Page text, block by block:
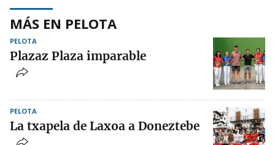
MÁS EN PELOTA
PELOTA
Plazaz Plaza imparable
PELOTA
La txapela de Laxoa a Doneztebe